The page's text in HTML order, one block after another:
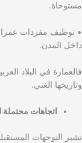
مستوحاة.
• توظيف مفردات
داخل المدن.
فالعمارة في البلاد
وتاريخها الغني.
اتجاهات
تشير التوجهات